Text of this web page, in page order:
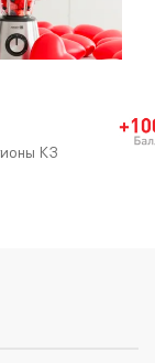
КЗ